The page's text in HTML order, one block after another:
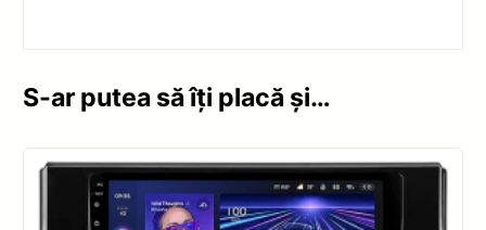
S-ar putea să îți placă și…